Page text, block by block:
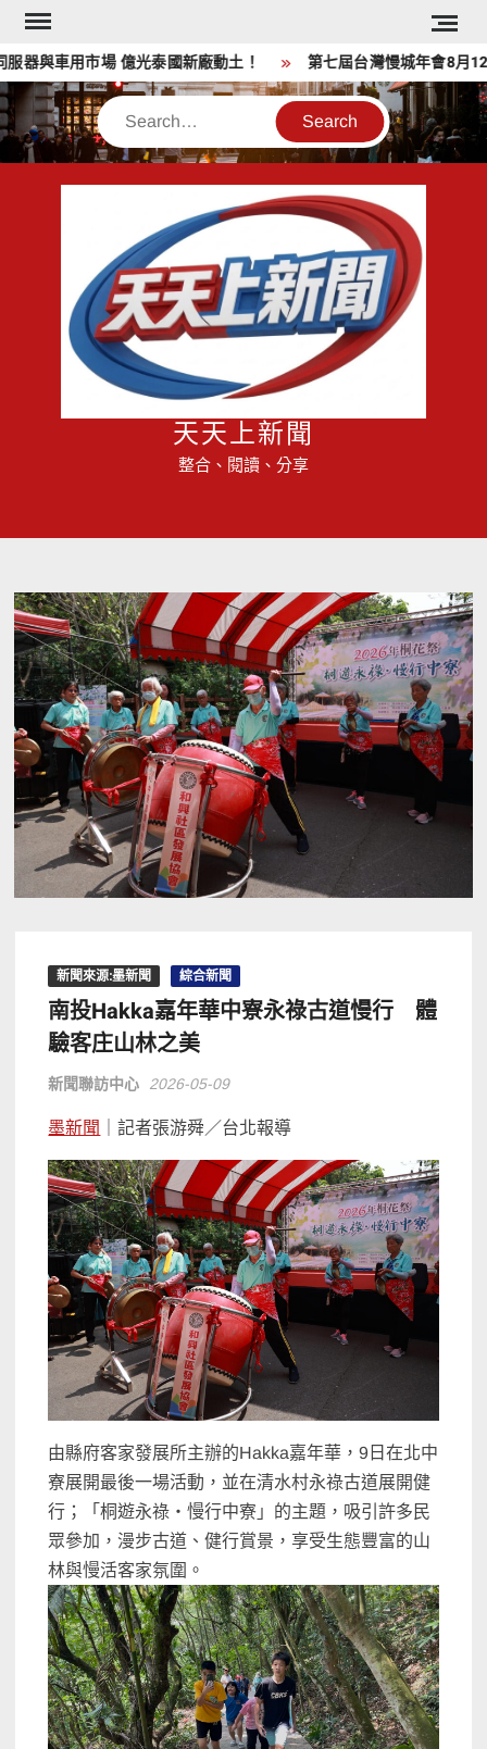
Skip
content
與車用市場 億光泰國新廠動土！ 第七屆台灣慢城年會8月12日
Search
天天上新聞
整合、閱讀、分享
新聞來源:墨新聞 綜合新聞
南投Hakka嘉年華中寮永祿古道慢行 體
驗客庄山林之美
新聞聯訪中心 2026-05-09
墨新聞 ｜記者張游舜／台北報導
由縣府客家發展所主辦的Hakka嘉年華，9日在北中
寮展開最後一場活動，並在清水村永祿古道展開健
行；「桐遊永祿・慢行中寮」的主題，吸引許多民
眾參加，漫步古道、健行賞景，享受生態豐富的山
林與慢活客家氛圍。